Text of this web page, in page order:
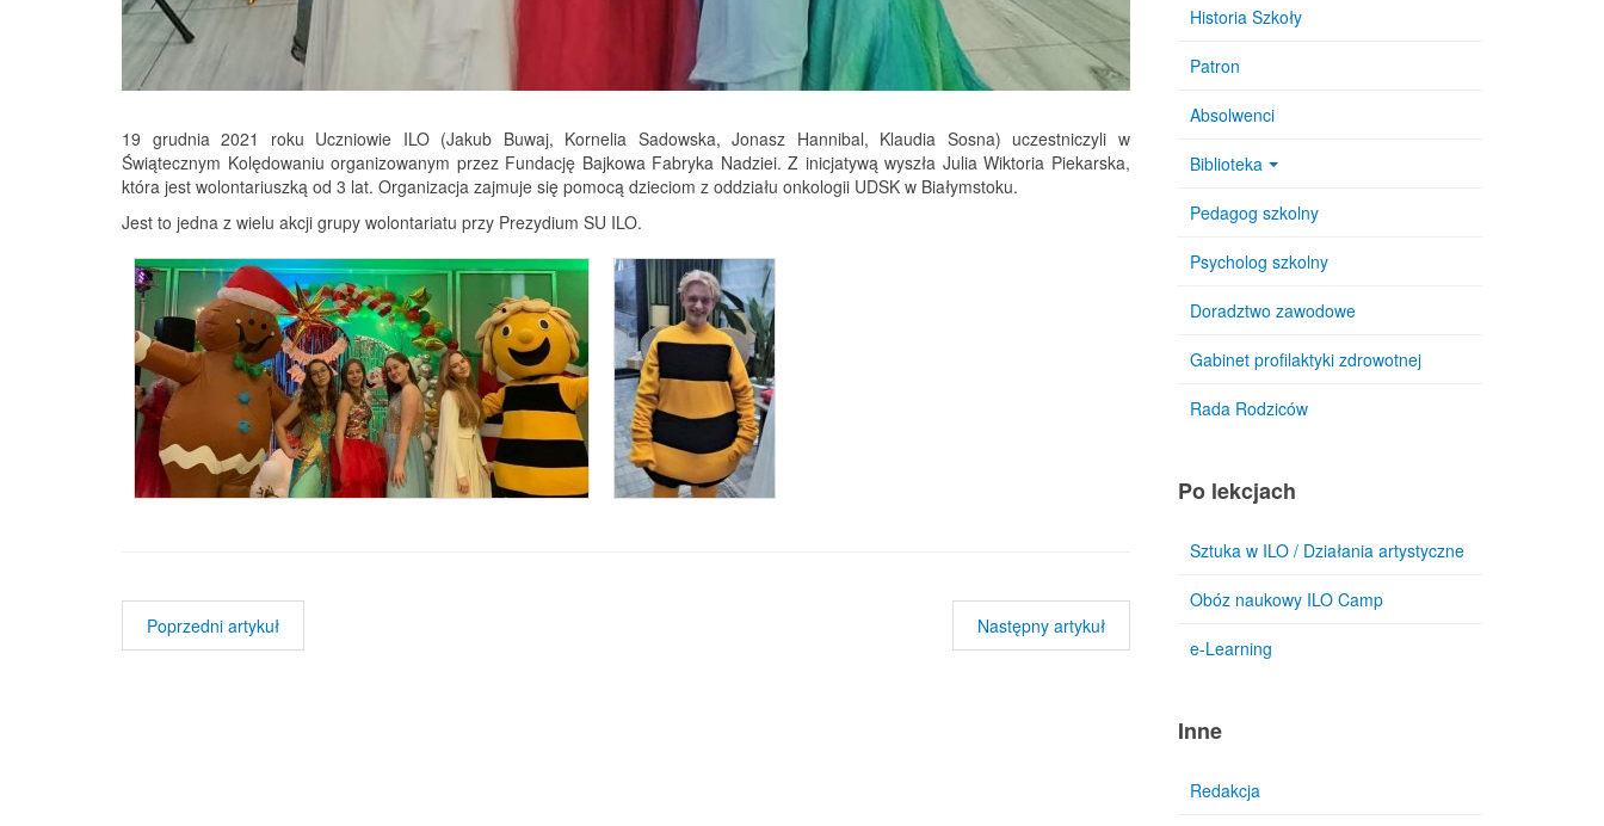
19 grudnia 2021 roku Uczniowie ILO (Jakub Buwaj, Kornelia Sadowska, Jonasz Hannibal, Klaudia Sosna) uczestniczyli w
Świątecznym Kolędowaniu organizowanym przez Fundację Bajkowa Fabryka Nadziei. Z inicjatywą wyszła Julia Wiktoria Piekarska,
która jest wolontariuszką od 3 lat. Organizacja zajmuje się pomocą dzieciom z oddziału onkologii UDSK w Białymstoku.
Jest to jedna z wielu akcji grupy wolontariatu przy Prezydium SU ILO.
Poprzedni artykuł Następny artykuł
Historia Szkoły
Patron
Absolwenci
Biblioteka
Pedagog szkolny
Psycholog szkolny
Doradztwo zawodowe
Gabinet profilaktyki zdrowotnej
Rada Rodziców
Po lekcjach
Sztuka w ILO / Działania artystyczne
Obóz naukowy ILO Camp
e-Learning
Inne
Redakcja